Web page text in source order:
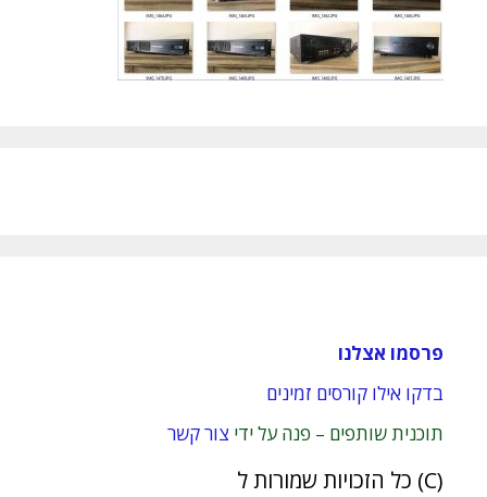
פרסמו אצלנו
בדקו אילו קורסים זמינים
תוכנית שותפים – פנה על ידי צור קשר
(C) כל הזכויות שמורות ל